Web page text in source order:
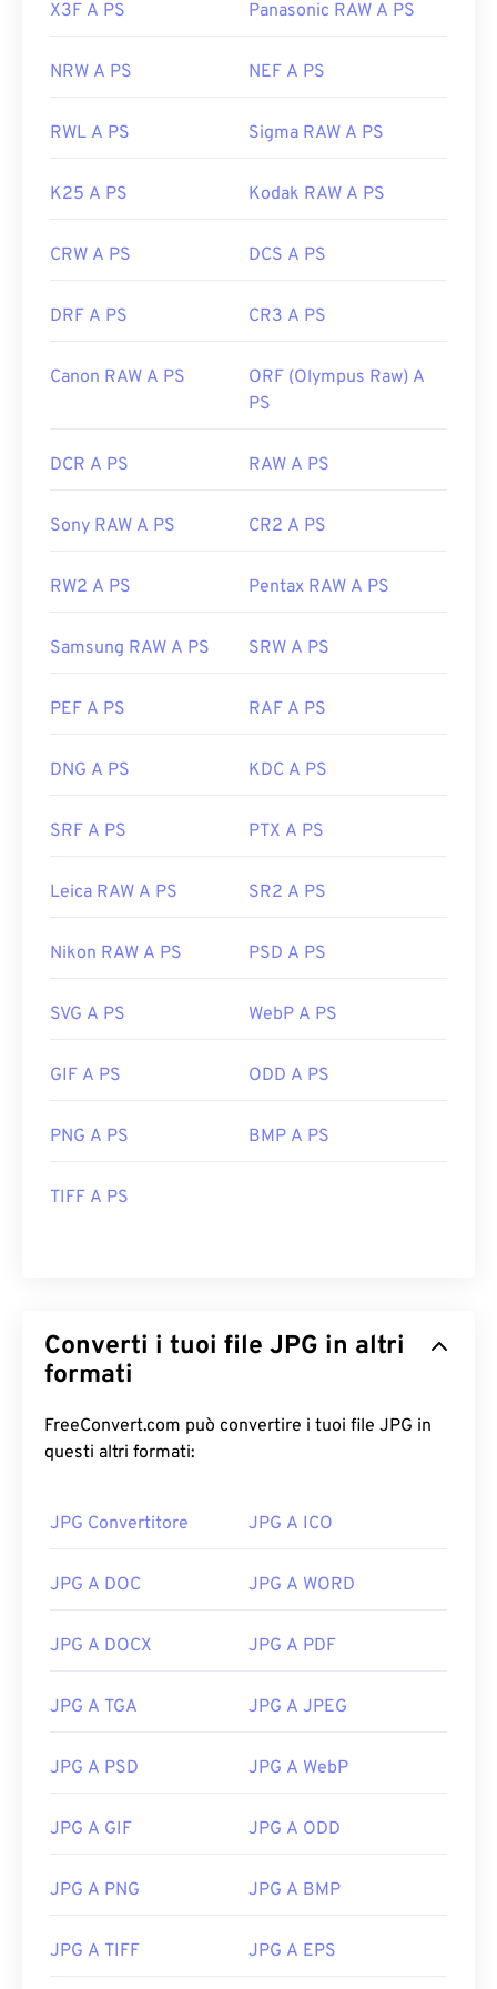
X3F A PS Panasonic RAW A PS
NRW A PS NEF A PS
RWL A PS Sigma RAW A PS
K25 A PS Kodak RAW A PS
CRW A PS DCS A PS
DRF A PS CR3 A PS
Canon RAW A PS
ORF (Olympus Raw) A
PS
DCR A PS RAW A PS
Sony RAW A PS CR2 A PS
RW2 A PS Pentax RAW A PS
Samsung RAW A PS SRW A PS
PEF A PS RAF A PS
DNG A PS KDC A PS
SRF A PS PTX A PS
Leica RAW A PS SR2 A PS
Nikon RAW A PS PSD A PS
SVG A PS WebP A PS
GIF A PS ODD A PS
PNG A PS BMP A PS
TIFF A PS
Converti i tuoi file JPG in altri
formati
FreeConvert.com può convertire i tuoi file JPG in
questi altri formati:
JPG Convertitore JPG A ICO
JPG A DOC JPG A WORD
JPG A DOCX JPG A PDF
JPG A TGA JPG A JPEG
JPG A PSD JPG A WebP
JPG A GIF JPG A ODD
JPG A PNG JPG A BMP
JPG A TIFF JPG A EPS